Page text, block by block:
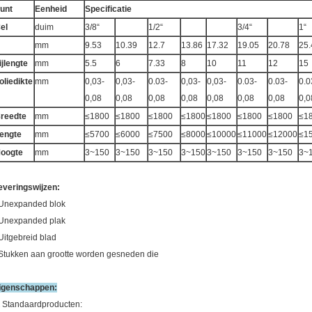
Eenheid
Specificatie
duim 3/8“ 1/2“ 3/4“
1“
mm
9.53 10.39 12.7 13.86 17.32 19.05 20.78
mm 5.5 6 7.33 8 10 11 12
15
mm
0,03-
0,08
0,03-
0,08
0.03-
0,08
0,03-
0,08
0,03-
0,08
0.03-
0,08
0.03-
0,08
mm ≤1800 ≤1800 ≤1800 ≤1800≤1800 ≤1800 ≤1800
mm ≤5700 ≤6000 ≤7500 ≤8000≤10000≤11000≤12000
mm 3~150 3~150 3~150 3~1503~150 3~150 3~150
blok
plak
blad
aan grootte worden gesneden die
Standaardproducten: